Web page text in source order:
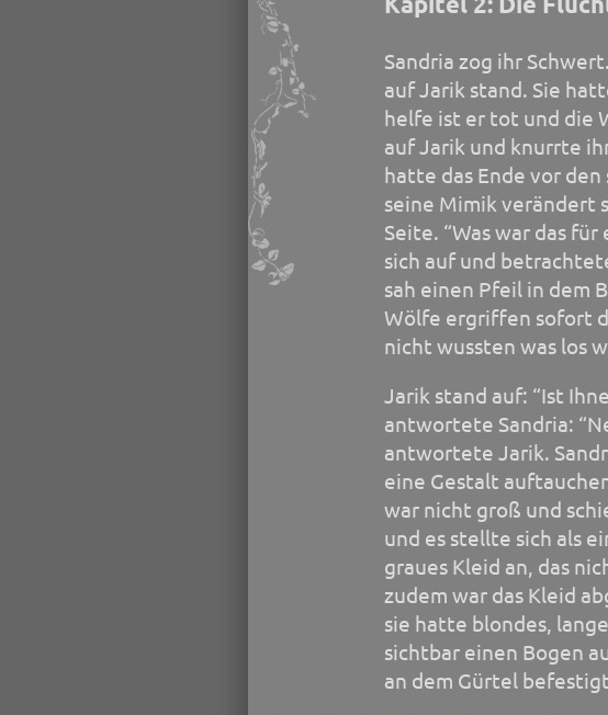
Sandria zog ihr
auf Jarik stand. Sie
helfe ist er tot und die
auf Jarik und knurrte
hatte das Ende vor
seine Mimik verändert
Seite. “Was war das
sich auf und
sah einen Pfeil in dem
Wölfe ergriffen sofort
nicht wussten was los
Jarik stand auf: “Ist
antwortete Sandria:
antwortete Jarik.
eine Gestalt
war nicht groß und
und es stellte sich als
graues Kleid an, das
zudem war das Kleid
sie hatte blondes,
sichtbar einen Bogen
an dem Gürtel